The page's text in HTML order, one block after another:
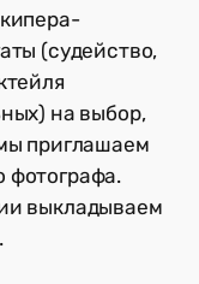
(судейство,
на выбор,
приглашаем
фотографа.
выкладываем
.